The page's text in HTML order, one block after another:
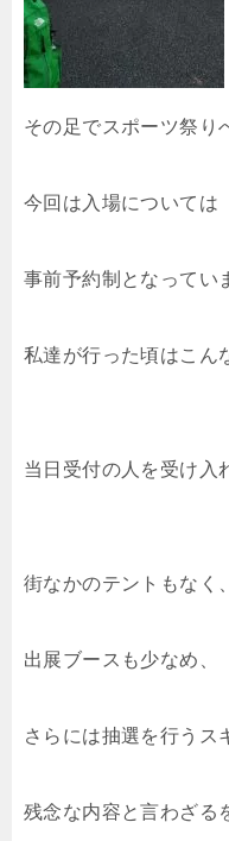
その足でスポーツ祭り
今回は入場については
事前予約制となってい
私達が行った頃はこん
当日受付の人を受け入
街なかのテントもなく
出展ブースも少なめ、
さらには抽選を行うス
残念な内容と言わざ